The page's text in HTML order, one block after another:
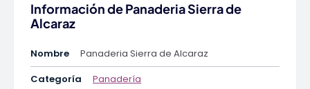
Información de Panaderia Sierra de
Alcaraz
Nombre
Panaderia Sierra de Alcaraz
Categoría
Panadería